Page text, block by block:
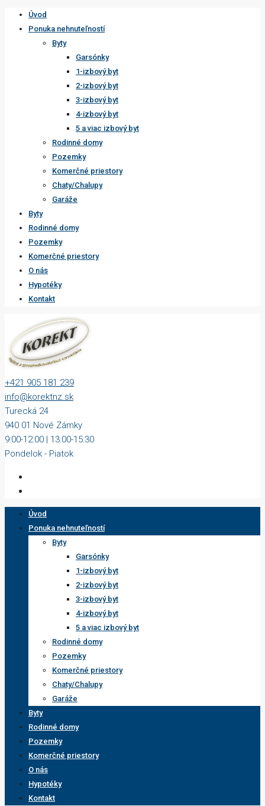
Úvod
Ponuka nehnuteľností
Byty
Garsónky
1-izbový byt
2-izbový byt
3-izbový byt
4-izbový byt
5 a viac izbový byt
Rodinné domy
Pozemky
Komerčné priestory
Chaty/Chalupy
Garáže
Byty
Rodinné domy
Pozemky
Komerčné priestory
O nás
Hypotéky
Kontakt
+421 905 181 239
info@korektnz.sk
Turecká 24
940 01 Nové Zámky
9:00-12:00 | 13:00-15:30
Pondelok - Piatok
Úvod
Ponuka nehnuteľností
Byty
Garsónky
1-izbový byt
2-izbový byt
3-izbový byt
4-izbový byt
5 a viac izbový byt
Rodinné domy
Pozemky
Komerčné priestory
Chaty/Chalupy
Garáže
Byty
Rodinné domy
Pozemky
Komerčné priestory
O nás
Hypotéky
Kontakt